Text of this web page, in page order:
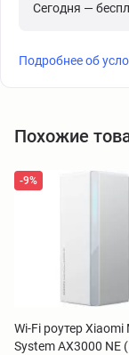
Сегодня —
Подробнее об
Похожие
-9%
Wi-Fi роутер Xiaomi
System AX3000 NE